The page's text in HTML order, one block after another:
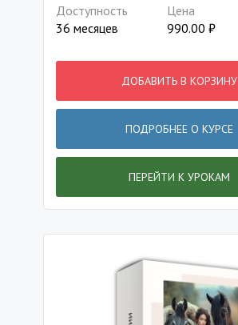
Доступность
36 месяцев
Цена
990.00 ₽
ДОБАВИТЬ В КОРЗИНУ
ПОДРОБНЕЕ О КУРСЕ
ПЕРЕЙТИ К УРОКАМ